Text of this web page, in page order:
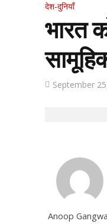
देश-दुनियाँ
भारत
September
Anoop